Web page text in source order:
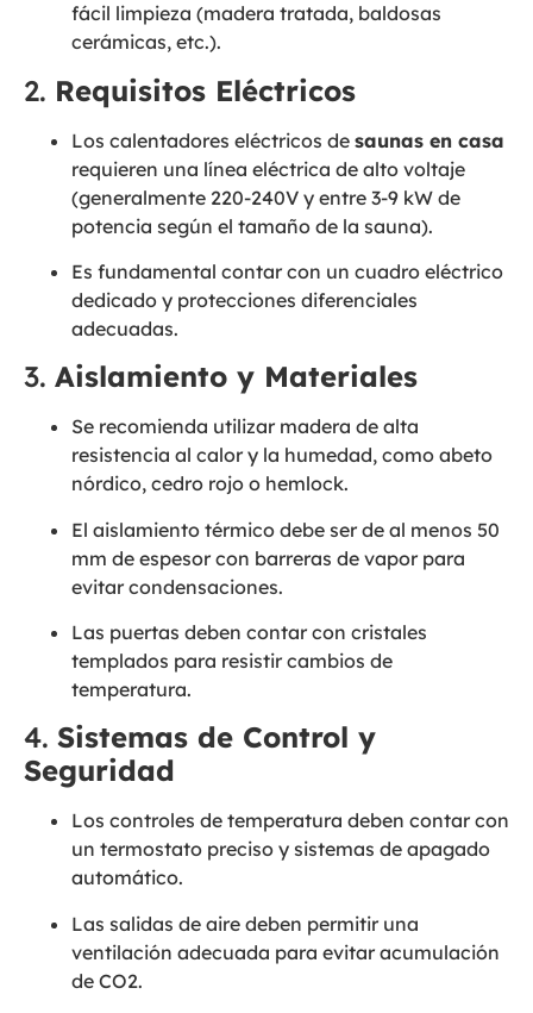
fácil limpieza (madera tratada, baldosas
cerámicas, etc.).
2. Requisitos Eléctricos
Los calentadores eléctricos de saunas en casa
requieren una línea eléctrica de alto voltaje
(generalmente 220-240V y entre 3-9 kW de
potencia según el tamaño de la sauna).
Es fundamental contar con un cuadro eléctrico
dedicado y protecciones diferenciales
adecuadas.
3. Aislamiento y Materiales
Se recomienda utilizar madera de alta
resistencia al calor y la humedad, como abeto
nórdico, cedro rojo o hemlock.
El aislamiento térmico debe ser de al menos 50
mm de espesor con barreras de vapor para
evitar condensaciones.
Las puertas deben contar con cristales
templados para resistir cambios de
temperatura.
4. Sistemas de Control y
Seguridad
Los controles de temperatura deben contar con
un termostato preciso y sistemas de apagado
automático.
Las salidas de aire deben permitir una
ventilación adecuada para evitar acumulación
de CO2.